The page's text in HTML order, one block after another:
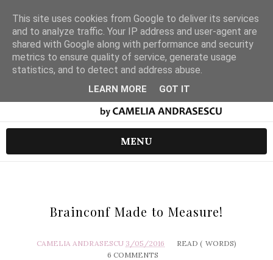
MENU
Brainconf Made to Measure!
CAMELIA ANDRASESCU 3/05/2016 READ ( WORDS)
6 COMMENTS
This site uses cookies from Google to deliver its services
and to analyze traffic. Your IP address and user-agent are
shared with Google along with performance and security
metrics to ensure quality of service, generate usage
statistics, and to detect and address abuse.
LEARN MORE GOT IT